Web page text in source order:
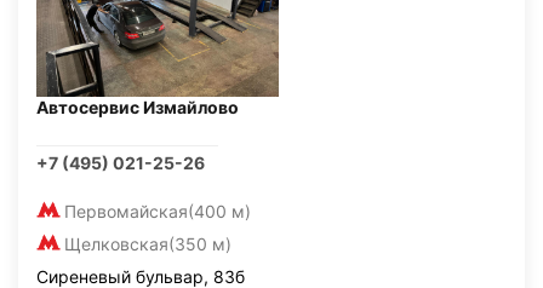
Автосервис Измайлово
+7 (495) 021-25-26
Первомайская(400 м)
Щелковская(350 м)
Сиреневый бульвар, 83б